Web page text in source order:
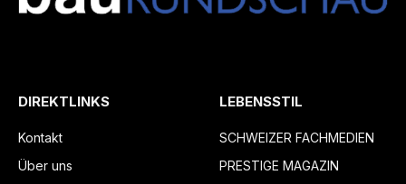
DIREKTLINKS
Kontakt
Über uns
LEBENSSTIL
SCHWEIZER FACHMEDIEN
PRESTIGE MAGAZIN